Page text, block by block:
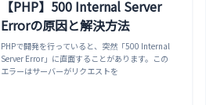
素）までまとめます。
【PHP】500 Internal Server
Errorの原因と解決方法
PHPで開発を行っていると、突然「500 Internal
Server Error」に直面することがあります。この
エラーはサーバーがリクエストを